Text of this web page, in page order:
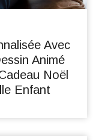
Avec
Animé
Noël
Enfant